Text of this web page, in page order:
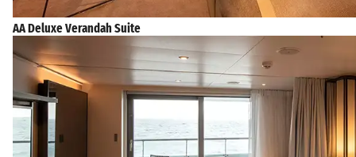
AA Deluxe Verandah Suite